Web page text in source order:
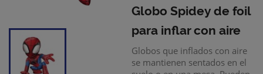
Globo Spidey de foil
para inflar con aire
Globos que inflados con aire
se mantienen sentados en el